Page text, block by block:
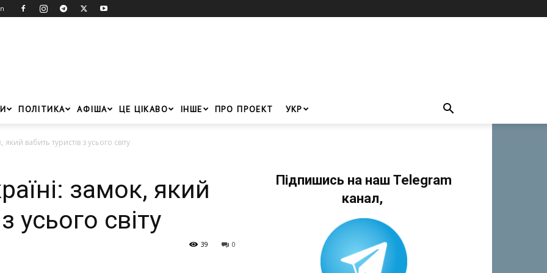
ПОЛІТИКА АФІША ЦЕ ЦІКАВО ІНШЕ ПРО ПРОЕКТ УКР
вабить туристів з усього світу
замок, який
усього світу
0
39
Підпишись на наш Telegram
канал,